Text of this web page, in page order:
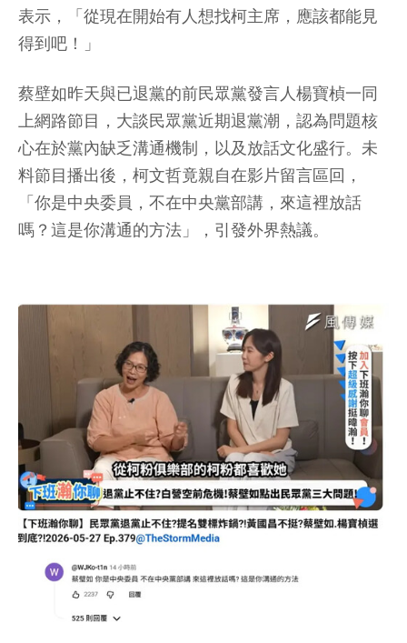
表示，「從現在開始有人想找柯主席，應該都能見
得到吧！」
蔡壁如昨天與已退黨的前民眾黨發言人楊寶楨一同
上網路節目，大談民眾黨近期退黨潮，認為問題核
心在於黨內缺乏溝通機制，以及放話文化盛行。未
料節目播出後，柯文哲竟親自在影片留言區回，
「你是中央委員，不在中央黨部講，來這裡放話
嗎？這是你溝通的方法」，引發外界熱議。